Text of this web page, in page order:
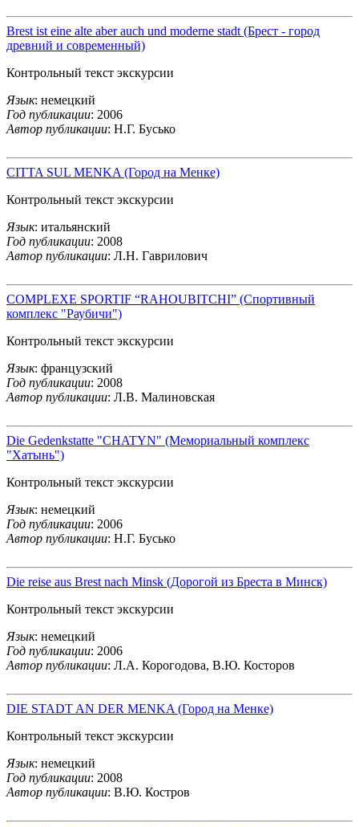
Brest ist eine alte aber auch und moderne stadt (Брест - город
древний и современный)
Контрольный текст экскурсии
Язык: немецкий
Год публикации: 2006
Автор публикации: Н.Г. Бусько
CITTA SUL MENKA (Город на Менке)
Контрольный текст экскурсии
Язык: итальянский
Год публикации: 2008
Автор публикации: Л.Н. Гаврилович
COMPLEXE SPORTIF “RAHOUBITCHI” (Спортивный
комплекс "Раубичи")
Контрольный текст экскурсии
Язык: французский
Год публикации: 2008
Автор публикации: Л.В. Малиновская
Die Gedenkstatte "CHATYN" (Мемориальный комплекс
"Хатынь")
Контрольный текст экскурсии
Язык: немецкий
Год публикации: 2006
Автор публикации: Н.Г. Бусько
Die reise aus Brest nach Minsk (Дорогой из Бреста в Минск)
Контрольный текст экскурсии
Язык: немецкий
Год публикации: 2006
Автор публикации: Л.А. Корогодова, В.Ю. Косторов
DIE STADT AN DER MENKA (Город на Менке)
Контрольный текст экскурсии
Язык: немецкий
Год публикации: 2008
Автор публикации: В.Ю. Костров